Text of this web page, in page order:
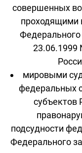
совершенных
проходящими
Федерального
23.06.1999
мировыми
федеральных
субъектов
подсудности
Федерального